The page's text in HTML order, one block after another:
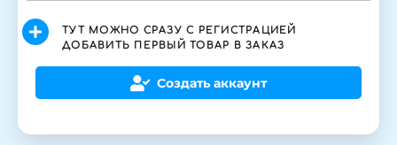
ТУТ МОЖНО СРАЗУ С РЕГИСТРАЦИЕЙ
ДОБАВИТЬ ПЕРВЫЙ ТОВАР В ЗАКАЗ
Создать аккаунт